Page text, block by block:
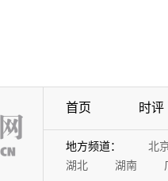
首页 时评
地方频道： 北
湖北
湖南